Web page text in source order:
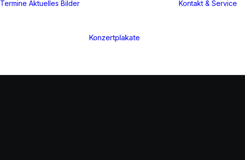
Termine Aktuelles Bilder
Konzertplakate
Kontakt & Service